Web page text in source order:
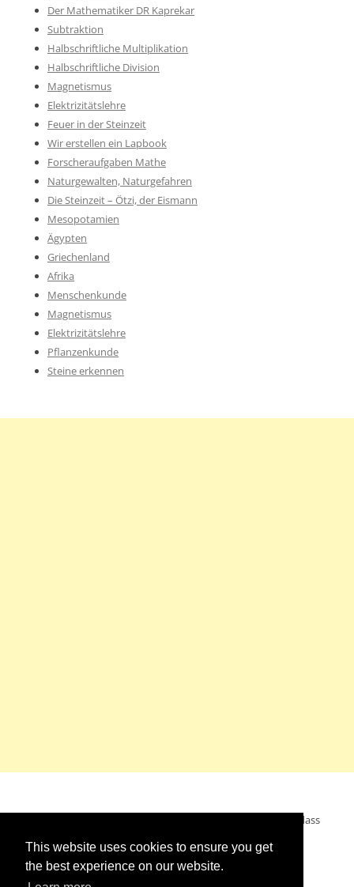
This website uses cookies to ensure you get
the best experience on our website.
Der Mathematiker DR Kaprekar
Subtraktion
Halbschriftliche Multiplikation
Halbschriftliche Division
Magnetismus
Elektrizitätslehre
Feuer in der Steinzeit
Wir erstellen ein Lapbook
Forscheraufgaben Mathe
Naturgewalten, Naturgefahren
Die Steinzeit – Ötzi, der Eismann
Mesopotamien
Ägypten
Griechenland
Afrika
Menschenkunde
Magnetismus
Elektrizitätslehre
Pflanzenkunde
Steine erkennen
Mein Wunsch: dass alle Menschen ohne Krieg leben dürfen, dass
alle Menschen den Krieg verurteilen und sich von den
Kriegstreibern abwenden. Das wünsche ich mir.